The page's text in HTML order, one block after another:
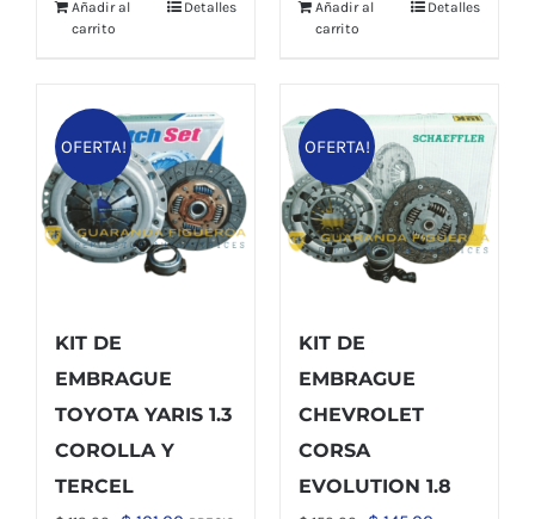
Añadir al
carrito
Detalles
Añadir al
carrito
Detalles
OFERTA!
KIT DE
EMBRAGUE
TOYOTA YARIS 1.3
COROLLA Y
TERCEL
OFERTA!
KIT DE
EMBRAGUE
CHEVROLET
CORSA
EVOLUTION 1.8